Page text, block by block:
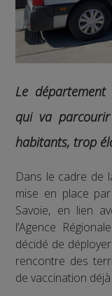
Le
qui va
habitants, trop
Dans le cadre de
mise en place
Savoie, en lien
l’Agence
décidé de
rencontre des
de vaccination